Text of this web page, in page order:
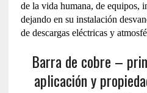
de la vida humana, de equipos,
dejando en su instalación
de descargas eléctricas y
Barra de cobre –
aplicación y